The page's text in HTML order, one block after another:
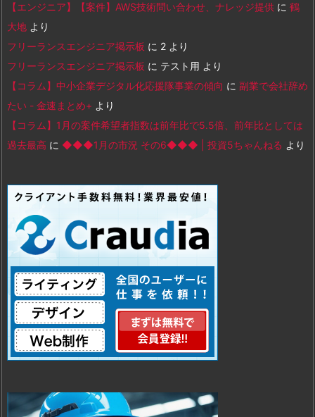
【エンジニア】【案件】AWS技術問い合わせ、ナレッジ提供 に 鶴
大地 より
フリーランスエンジニア掲示板 に 2 より
フリーランスエンジニア掲示板 に テスト用 より
【コラム】中小企業デジタル化応援隊事業の傾向 に 副業で会社辞め
たい - 金速まとめ+ より
【コラム】1月の案件希望者指数は前年比で5.5倍、前年比としては
過去最高 に ◆◆◆1月の市況 その6◆◆◆ | 投資5ちゃんねる より